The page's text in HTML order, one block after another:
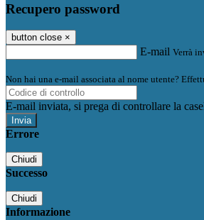
Recupero password
button close ×
E-mail Verrà
Non hai una e-mail associata al nome utente?
E-mail inviata, si prega di controllare la
Errore
Chiudi
Successo
Chiudi
Informazione